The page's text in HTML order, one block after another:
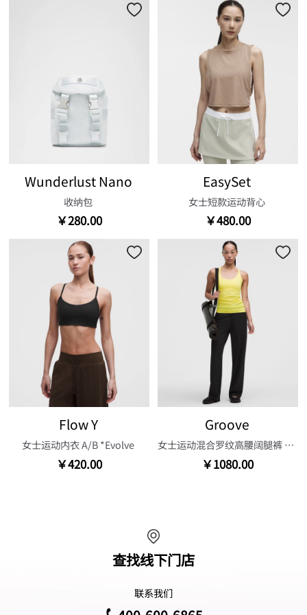
Wunderlust Nano
收纳包
￥280.00
EasySet
女士短款运动背心
￥480.00
Flow Y
女士运动内衣 A/B *Evolve
￥420.00
Groove
女士运动混合罗纹高腰阔腿裤 30.5"
￥1080.00
查找线下门店
联系我们